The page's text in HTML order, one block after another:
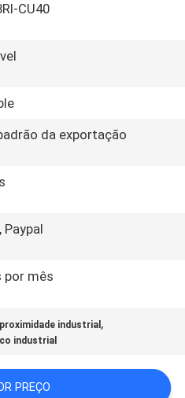
CU40
da exportação
Paypal
por mês
industrial ,
industrial
PREÇO